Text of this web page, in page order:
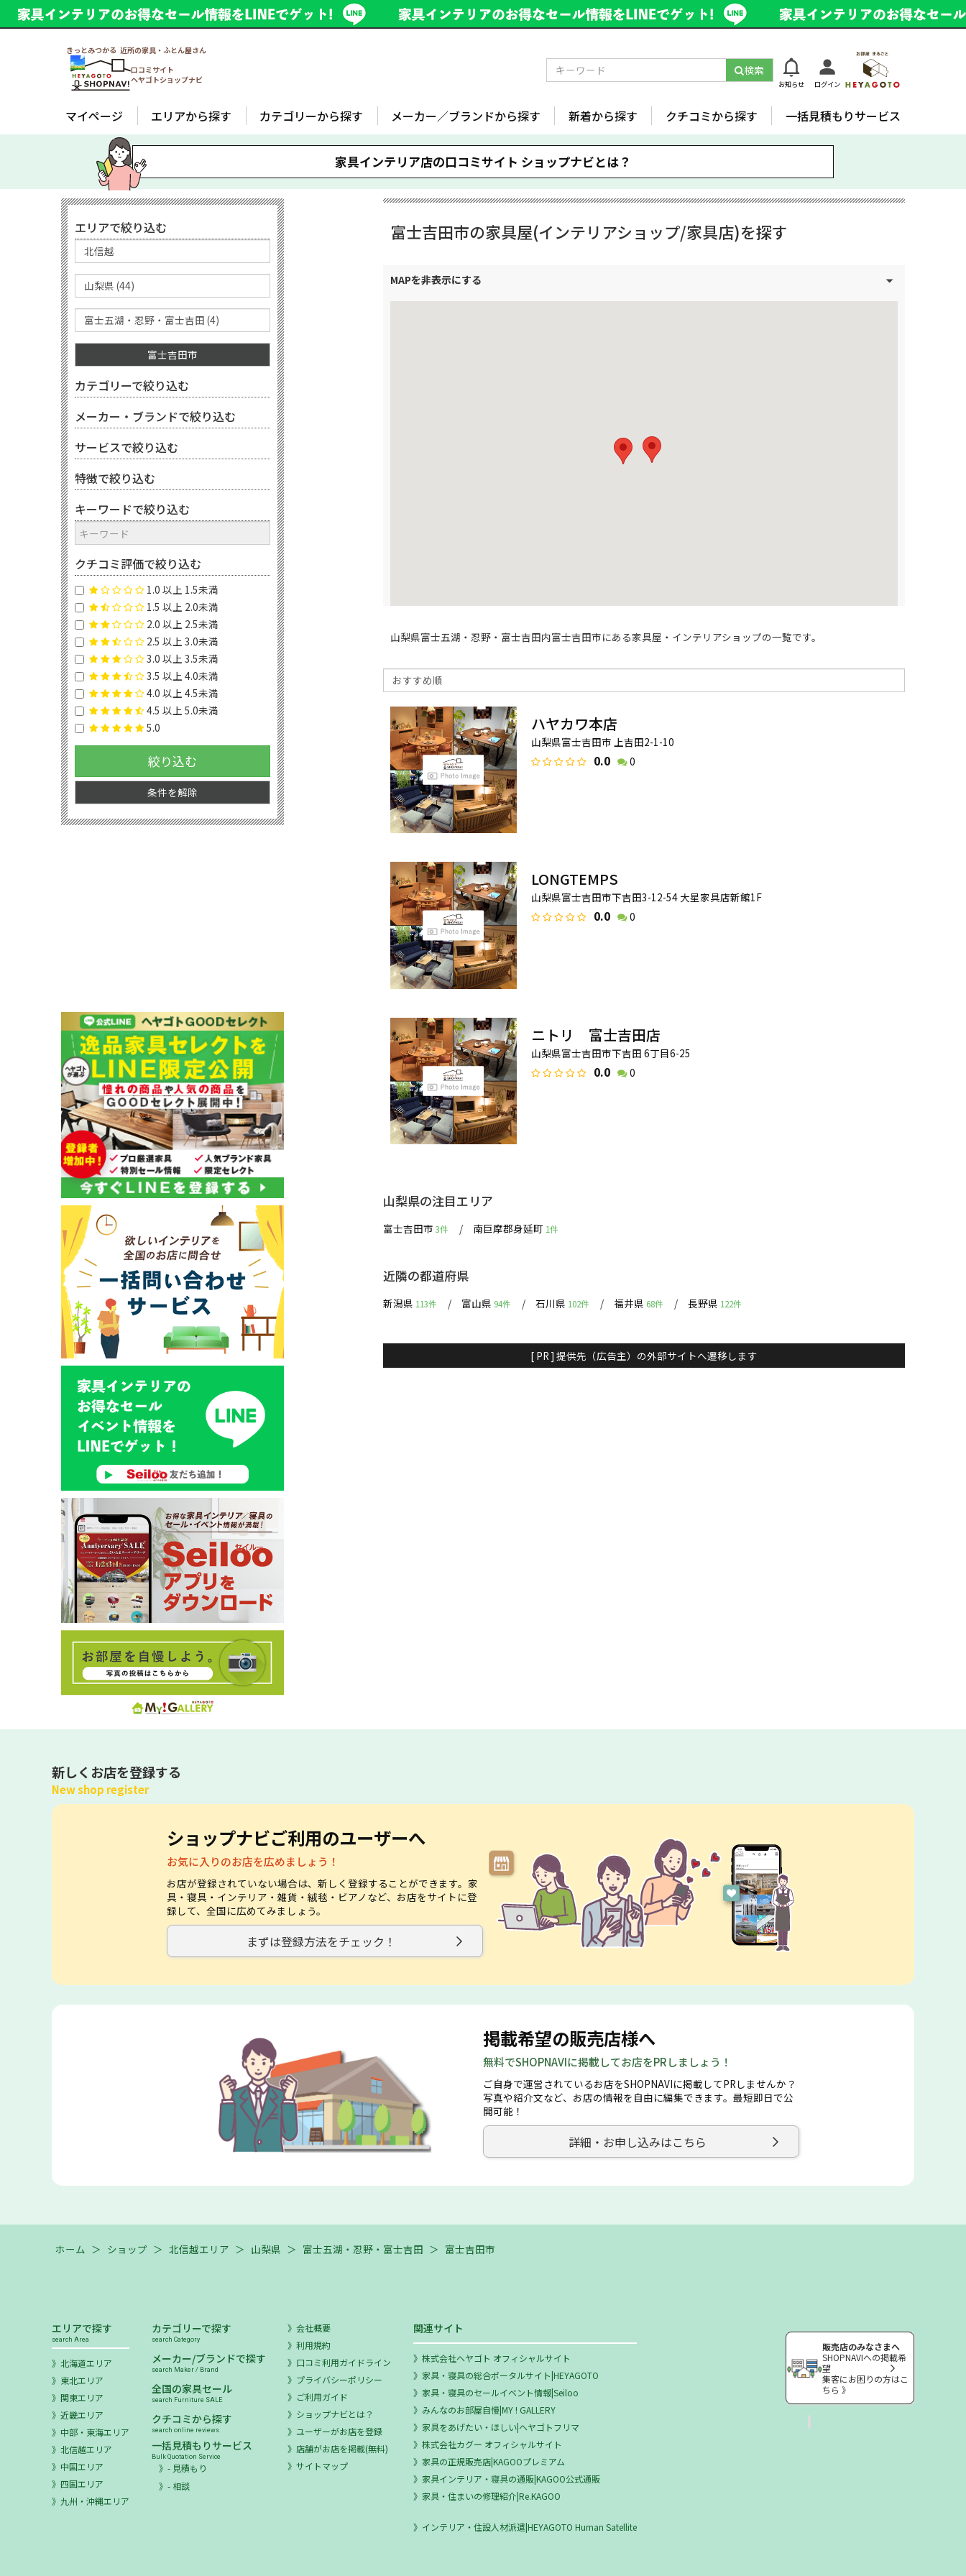
きっとみつかる 近所の家具・ふとん屋さん
口コミサイト
ヘヤゴトショップナビ
検索
お知らせ ログイン
マイページ エリアから探す カテゴリーから探す メーカー／ブランドから探す 新着から探す クチコミから探す 一括見積もりサービス
家具インテリア店の口コミサイト ショップナビとは？
富士吉田市の家具屋(インテリアショップ/家具店)を探す
山梨県富士五湖・忍野・富士吉田内富士吉田市にある家具屋・インテリアショップの一覧です。
ハヤカワ本店
山梨県富士吉田市 上吉田2-1-10
0.0 0
LONGTEMPS
山梨県富士吉田市下吉田3-12-54 大星家具店新館1F
0.0 0
ニトリ 富士吉田店
山梨県富士吉田市下吉田 6丁目6-25
0.0 0
山梨県の注目エリア
富士吉田市 3件 南巨摩郡身延町 1件
近隣の都道府県
新潟県 113件 富山県 94件 石川県 102件 福井県 68件 長野県 122件
[ PR ] 提供先（広告主）の外部サイトへ遷移します
エリアで絞り込む
富士吉田市
カテゴリーで絞り込む
メーカー・ブランドで絞り込む
サービスで絞り込む
特徴で絞り込む
キーワードで絞り込む
クチコミ評価で絞り込む
1.0 以上 1.5未満
1.5 以上 2.0未満
2.0 以上 2.5未満
2.5 以上 3.0未満
3.0 以上 3.5未満
3.5 以上 4.0未満
4.0 以上 4.5未満
4.5 以上 5.0未満
5.0
絞り込む
条件を解除
新しくお店を登録する
New shop register
ショップナビご利用のユーザーへ
お気に入りのお店を広めましょう！
お店が登録されていない場合は、新しく登録することができます。家
具・寝具・インテリア・雑貨・絨毯・ビアノなど、お店をサイトに登
録して、全国に広めてみましょう。
まずは登録方法をチェック！
掲載希望の販売店様へ
無料でSHOPNAVIに掲載してお店をPRしましょう！
ご自身で運営されているお店をSHOPNAVIに掲載してPRしませんか？
写真や紹介文など、お店の情報を自由に編集できます。最短即日で公
開可能！
詳細・お申し込みはこちら
ホーム ＞ ショップ ＞ 北信越エリア ＞ 山梨県 ＞ 富士五湖・忍野・富士吉田 ＞ 富士吉田市
エリアで探す
search Area
北海道エリア
東北エリア
関東エリア
近畿エリア
中部・東海エリア
北信越エリア
中国エリア
四国エリア
九州・沖縄エリア
カテゴリーで探す
search Category
メーカー/ブランドで探す
search Maker / Brand
全国の家具セール
search Furniture SALE
クチコミから探す
search online reviews
一括見積もりサービス
Bulk Quotation Service
- 見積もり
- 相談
会社概要
利用規約
口コミ利用ガイドライン
プライバシーポリシー
ご利用ガイド
ショップナビとは？
ユーザーがお店を登録
店舗がお店を掲載(無料)
サイトマップ
関連サイト
株式会社ヘヤゴト オフィシャルサイト
家具・寝具の総合ポータルサイト|HEYAGOTO
家具・寝具のセールイベント情報|Seiloo
みんなのお部屋自慢|MY ! GALLERY
家具をあげたい・ほしい|ヘヤゴトフリマ
株式会社カグー オフィシャルサイト
家具の正規販売店|KAGOOプレミアム
家具インテリア・寝具の通販|KAGOO公式通販
家具・住まいの修理紹介|Re.KAGOO
インテリア・住設人材派遣|HEYAGOTO Human Satellite
販売店のみなさまへ
SHOPNAVIへの掲載希
望
集客にお困りの方はこ
ちら 》